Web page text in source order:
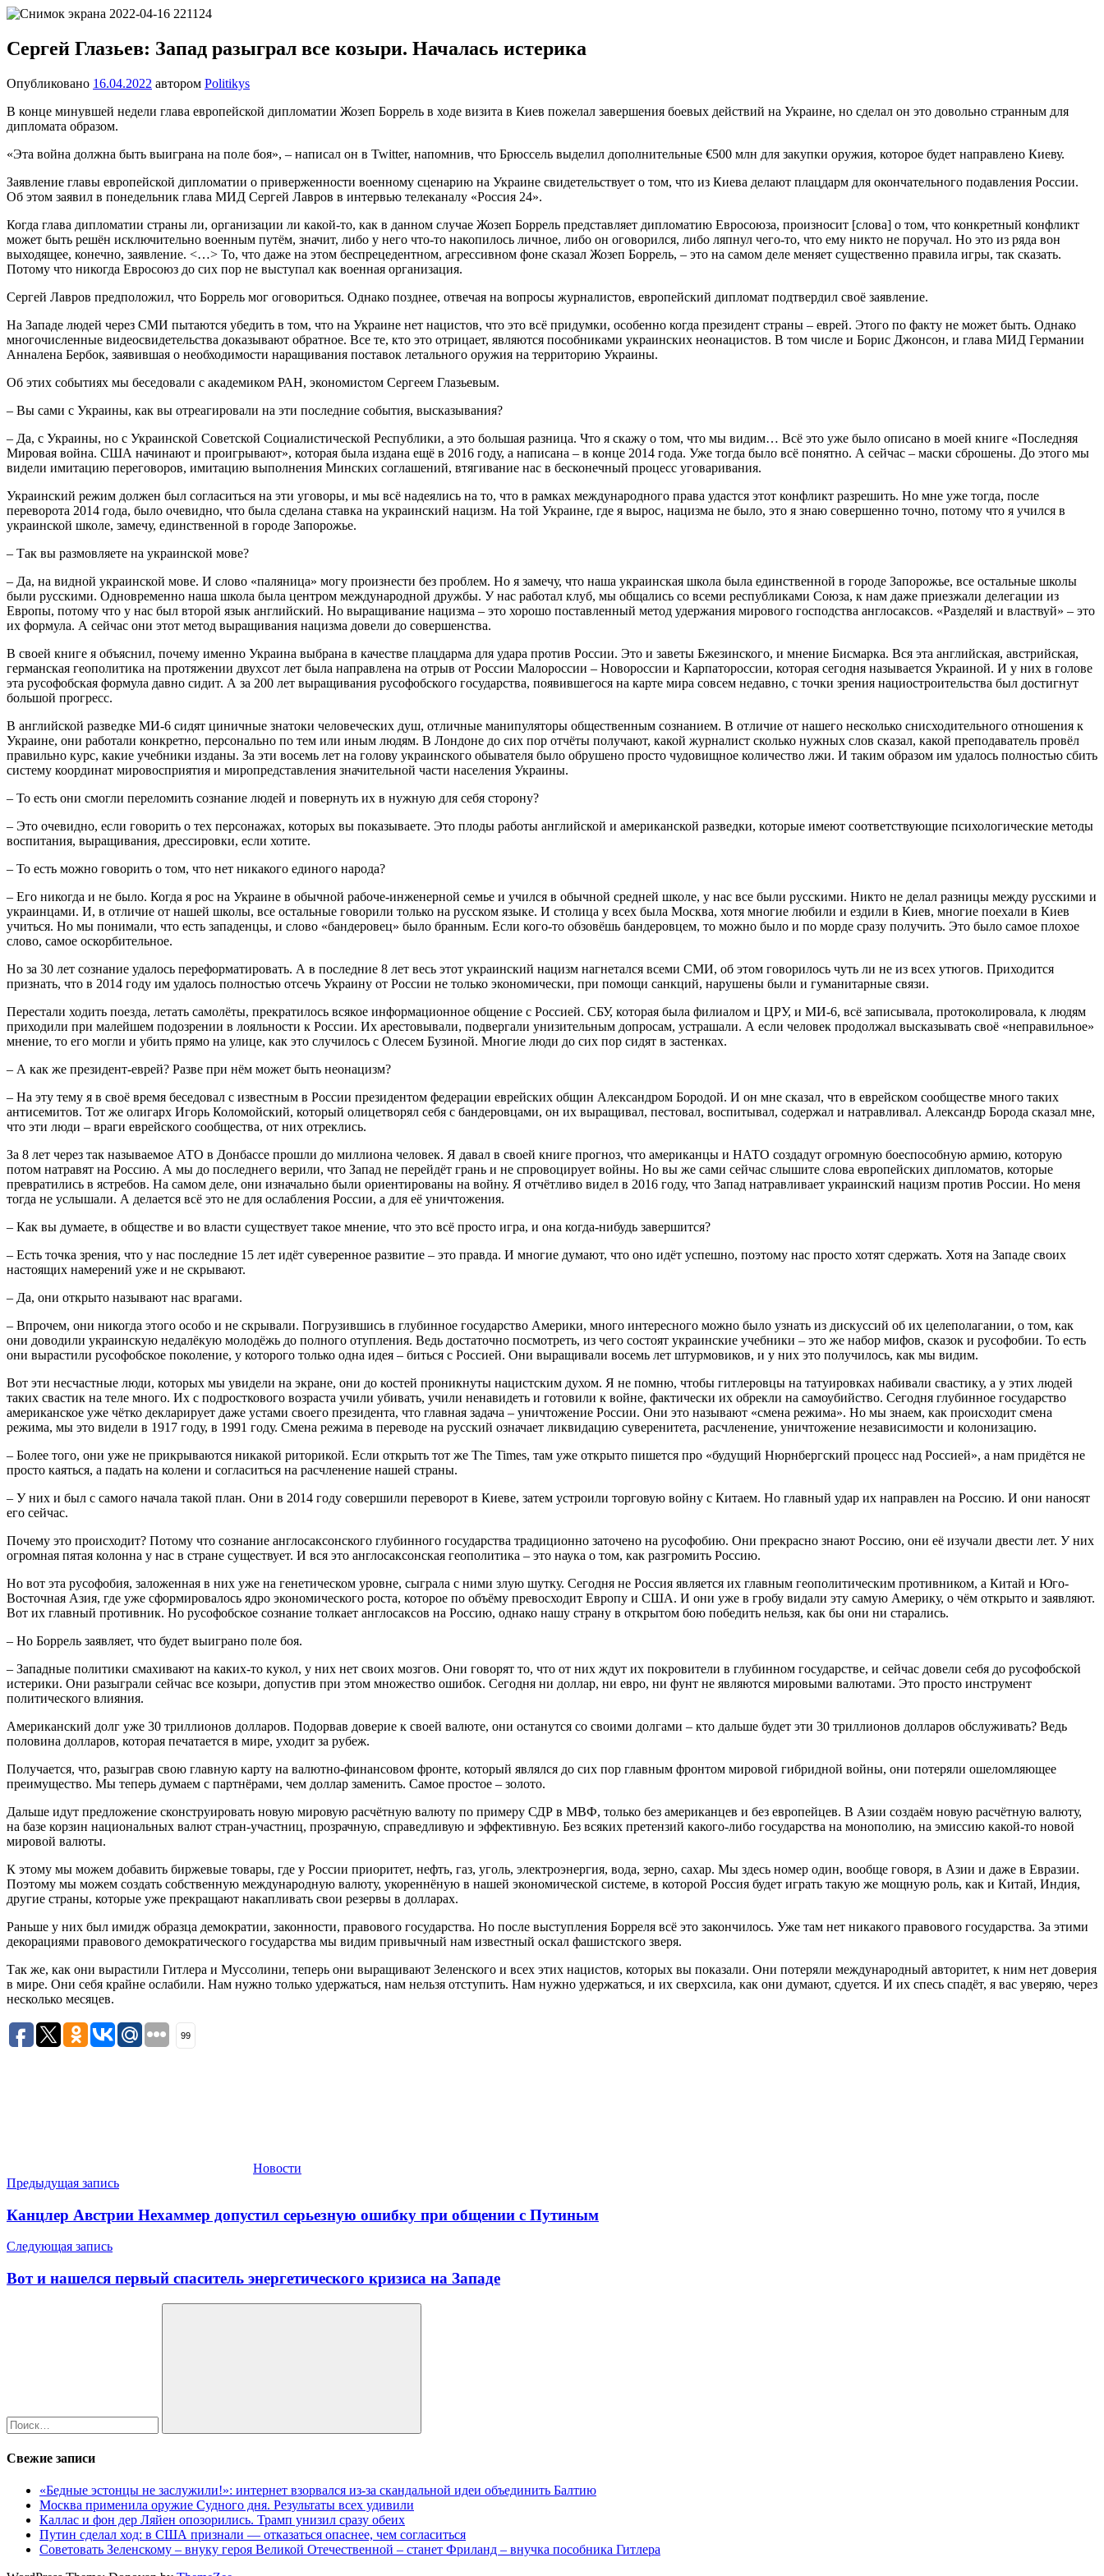
Перейти
содержимому
один
сайт
WordPress
Сергей Глазьев: Запад разыграл все козыри. Началась истерика
Опубликовано 16.04.2022 автором Politikys
В конце минувшей недели глава европейской дипломатии Жозеп Боррель в ходе визита в Киев пожелал завершения боевых действий на Украине, но сделал он это довольно странным для
дипломата образом.
«Эта война должна быть выиграна на поле боя», – написал он в Twitter, напомнив, что Брюссель выделил дополнительные €500 млн для закупки оружия, которое будет направлено Киеву.
Заявление главы европейской дипломатии о приверженности военному сценарию на Украине свидетельствует о том, что из Киева делают плацдарм для окончательного подавления России.
Об этом заявил в понедельник глава МИД Сергей Лавров в интервью телеканалу «Россия 24».
Когда глава дипломатии страны ли, организации ли какой-то, как в данном случае Жозеп Боррель представляет дипломатию Евросоюза, произносит [слова] о том, что конкретный конфликт
может быть решён исключительно военным путём, значит, либо у него что-то накопилось личное, либо он оговорился, либо ляпнул чего-то, что ему никто не поручал. Но это из ряда вон
выходящее, конечно, заявление. <…> То, что даже на этом беспрецедентном, агрессивном фоне сказал Жозеп Боррель, – это на самом деле меняет существенно правила игры, так сказать.
Потому что никогда Евросоюз до сих пор не выступал как военная организация.
Сергей Лавров предположил, что Боррель мог оговориться. Однако позднее, отвечая на вопросы журналистов, европейский дипломат подтвердил своё заявление.
На Западе людей через СМИ пытаются убедить в том, что на Украине нет нацистов, что это всё придумки, особенно когда президент страны – еврей. Этого по факту не может быть. Однако
многочисленные видеосвидетельства доказывают обратное. Все те, кто это отрицает, являются пособниками украинских неонацистов. В том числе и Борис Джонсон, и глава МИД Германии
Анналена Бербок, заявившая о необходимости наращивания поставок летального оружия на территорию Украины.
Об этих событиях мы беседовали с академиком РАН, экономистом Сергеем Глазьевым.
– Вы сами с Украины, как вы отреагировали на эти последние события, высказывания?
– Да, с Украины, но с Украинской Советской Социалистической Республики, а это большая разница. Что я скажу о том, что мы видим… Всё это уже было описано в моей книге «Последняя
Мировая война. США начинают и проигрывают», которая была издана ещё в 2016 году, а написана – в конце 2014 года. Уже тогда было всё понятно. А сейчас – маски сброшены. До этого мы
видели имитацию переговоров, имитацию выполнения Минских соглашений, втягивание нас в бесконечный процесс уговаривания.
Украинский режим должен был согласиться на эти уговоры, и мы всё надеялись на то, что в рамках международного права удастся этот конфликт разрешить. Но мне уже тогда, после
переворота 2014 года, было очевидно, что была сделана ставка на украинский нацизм. На той Украине, где я вырос, нацизма не было, это я знаю совершенно точно, потому что я учился в
украинской школе, замечу, единственной в городе Запорожье.
– Так вы размовляете на украинской мове?
– Да, на видной украинской мове. И слово «паляница» могу произнести без проблем. Но я замечу, что наша украинская школа была единственной в городе Запорожье, все остальные школы
были русскими. Одновременно наша школа была центром международной дружбы. У нас работал клуб, мы общались со всеми республиками Союза, к нам даже приезжали делегации из
Европы, потому что у нас был второй язык английский. Но выращивание нацизма – это хорошо поставленный метод удержания мирового господства англосаксов. «Разделяй и властвуй» – это
их формула. А сейчас они этот метод выращивания нацизма довели до совершенства.
В своей книге я объяснил, почему именно Украина выбрана в качестве плацдарма для удара против России. Это и заветы Бжезинского, и мнение Бисмарка. Вся эта английская, австрийская,
германская геополитика на протяжении двухсот лет была направлена на отрыв от России Малороссии – Новороссии и Карпатороссии, которая сегодня называется Украиной. И у них в голове
эта русофобская формула давно сидит. А за 200 лет выращивания русофобского государства, появившегося на карте мира совсем недавно, с точки зрения нациостроительства был достигнут
большой прогресс.
В английской разведке МИ-6 сидят циничные знатоки человеческих душ, отличные манипуляторы общественным сознанием. В отличие от нашего несколько снисходительного отношения к
Украине, они работали конкретно, персонально по тем или иным людям. В Лондоне до сих пор отчёты получают, какой журналист сколько нужных слов сказал, какой преподаватель провёл
правильно курс, какие учебники изданы. За эти восемь лет на голову украинского обывателя было обрушено просто чудовищное количество лжи. И таким образом им удалось полностью сбить
систему координат мировосприятия и миропредставления значительной части населения Украины.
– То есть они смогли переломить сознание людей и повернуть их в нужную для себя сторону?
– Это очевидно, если говорить о тех персонажах, которых вы показываете. Это плоды работы английской и американской разведки, которые имеют соответствующие психологические методы
воспитания, выращивания, дрессировки, если хотите.
– То есть можно говорить о том, что нет никакого единого народа?
– Его никогда и не было. Когда я рос на Украине в обычной рабоче-инженерной семье и учился в обычной средней школе, у нас все были русскими. Никто не делал разницы между русскими и
украинцами. И, в отличие от нашей школы, все остальные говорили только на русском языке. И столица у всех была Москва, хотя многие любили и ездили в Киев, многие поехали в Киев
учиться. Но мы понимали, что есть западенцы, и слово «бандеровец» было бранным. Если кого-то обзовёшь бандеровцем, то можно было и по морде сразу получить. Это было самое плохое
слово, самое оскорбительное.
Но за 30 лет сознание удалось переформатировать. А в последние 8 лет весь этот украинский нацизм нагнетался всеми СМИ, об этом говорилось чуть ли не из всех утюгов. Приходится
признать, что в 2014 году им удалось полностью отсечь Украину от России не только экономически, при помощи санкций, нарушены были и гуманитарные связи.
Перестали ходить поезда, летать самолёты, прекратилось всякое информационное общение с Россией. СБУ, которая была филиалом и ЦРУ, и МИ-6, всё записывала, протоколировала, к людям
приходили при малейшем подозрении в лояльности к России. Их арестовывали, подвергали унизительным допросам, устрашали. А если человек продолжал высказывать своё «неправильное»
мнение, то его могли и убить прямо на улице, как это случилось с Олесем Бузиной. Многие люди до сих пор сидят в застенках.
– А как же президент-еврей? Разве при нём может быть неонацизм?
– На эту тему я в своё время беседовал с известным в России президентом федерации еврейских общин Александром Бородой. И он мне сказал, что в еврейском сообществе много таких
антисемитов. Тот же олигарх Игорь Коломойский, который олицетворял себя с бандеровцами, он их выращивал, пестовал, воспитывал, содержал и натравливал. Александр Борода сказал мне,
что эти люди – враги еврейского сообщества, от них отреклись.
За 8 лет через так называемое АТО в Донбассе прошли до миллиона человек. Я давал в своей книге прогноз, что американцы и НАТО создадут огромную боеспособную армию, которую
потом натравят на Россию. А мы до последнего верили, что Запад не перейдёт грань и не спровоцирует войны. Но вы же сами сейчас слышите слова европейских дипломатов, которые
превратились в ястребов. На самом деле, они изначально были ориентированы на войну. Я отчётливо видел в 2016 году, что Запад натравливает украинский нацизм против России. Но меня
тогда не услышали. А делается всё это не для ослабления России, а для её уничтожения.
– Как вы думаете, в обществе и во власти существует такое мнение, что это всё просто игра, и она когда-нибудь завершится?
– Есть точка зрения, что у нас последние 15 лет идёт суверенное развитие – это правда. И многие думают, что оно идёт успешно, поэтому нас просто хотят сдержать. Хотя на Западе своих
настоящих намерений уже и не скрывают.
– Да, они открыто называют нас врагами.
– Впрочем, они никогда этого особо и не скрывали. Погрузившись в глубинное государство Америки, много интересного можно было узнать из дискуссий об их целеполагании, о том, как
они доводили украинскую недалёкую молодёжь до полного отупления. Ведь достаточно посмотреть, из чего состоят украинские учебники – это же набор мифов, сказок и русофобии. То есть
они вырастили русофобское поколение, у которого только одна идея – биться с Россией. Они выращивали восемь лет штурмовиков, и у них это получилось, как мы видим.
Вот эти несчастные люди, которых мы увидели на экране, они до костей проникнуты нацистским духом. Я не помню, чтобы гитлеровцы на татуировках набивали свастику, а у этих людей
таких свастик на теле много. Их с подросткового возраста учили убивать, учили ненавидеть и готовили к войне, фактически их обрекли на самоубийство. Сегодня глубинное государство
американское уже чётко декларирует даже устами своего президента, что главная задача – уничтожение России. Они это называют «смена режима». Но мы знаем, как происходит смена
режима, мы это видели в 1917 году, в 1991 году. Смена режима в переводе на русский означает ликвидацию суверенитета, расчленение, уничтожение независимости и колонизацию.
– Более того, они уже не прикрываются никакой риторикой. Если открыть тот же The Times, там уже открыто пишется про «будущий Нюрнбергский процесс над Россией», а нам придётся не
просто каяться, а падать на колени и согласиться на расчленение нашей страны.
– У них и был с самого начала такой план. Они в 2014 году совершили переворот в Киеве, затем устроили торговую войну с Китаем. Но главный удар их направлен на Россию. И они наносят
его сейчас.
Почему это происходит? Потому что сознание англосаксонского глубинного государства традиционно заточено на русофобию. Они прекрасно знают Россию, они её изучали двести лет. У них
огромная пятая колонна у нас в стране существует. И вся это англосаксонская геополитика – это наука о том, как разгромить Россию.
Но вот эта русофобия, заложенная в них уже на генетическом уровне, сыграла с ними злую шутку. Сегодня не Россия является их главным геополитическим противником, а Китай и Юго-
Восточная Азия, где уже сформировалось ядро экономического роста, которое по объёму превосходит Европу и США. И они уже в гробу видали эту самую Америку, о чём открыто и заявляют.
Вот их главный противник. Но русофобское сознание толкает англосаксов на Россию, однако нашу страну в открытом бою победить нельзя, как бы они ни старались.
– Но Боррель заявляет, что будет выиграно поле боя.
– Западные политики смахивают на каких-то кукол, у них нет своих мозгов. Они говорят то, что от них ждут их покровители в глубинном государстве, и сейчас довели себя до русофобской
истерики. Они разыграли сейчас все козыри, допустив при этом множество ошибок. Сегодня ни доллар, ни евро, ни фунт не являются мировыми валютами. Это просто инструмент
политического влияния.
Американский долг уже 30 триллионов долларов. Подорвав доверие к своей валюте, они останутся со своими долгами – кто дальше будет эти 30 триллионов долларов обслуживать? Ведь
половина долларов, которая печатается в мире, уходит за рубеж.
Получается, что, разыграв свою главную карту на валютно-финансовом фронте, который являлся до сих пор главным фронтом мировой гибридной войны, они потеряли ошеломляющее
преимущество. Мы теперь думаем с партнёрами, чем доллар заменить. Самое простое – золото.
Дальше идут предложение сконструировать новую мировую расчётную валюту по примеру СДР в МВФ, только без американцев и без европейцев. В Азии создаём новую расчётную валюту,
на базе корзин национальных валют стран-участниц, прозрачную, справедливую и эффективную. Без всяких претензий какого-либо государства на монополию, на эмиссию какой-то новой
мировой валюты.
К этому мы можем добавить биржевые товары, где у России приоритет, нефть, газ, уголь, электроэнергия, вода, зерно, сахар. Мы здесь номер один, вообще говоря, в Азии и даже в Евразии.
Поэтому мы можем создать собственную международную валюту, укореннёную в нашей экономической системе, в которой Россия будет играть такую же мощную роль, как и Китай, Индия,
другие страны, которые уже прекращают накапливать свои резервы в долларах.
Раньше у них был имидж образца демократии, законности, правового государства. Но после выступления Борреля всё это закончилось. Уже там нет никакого правового государства. За этими
декорациями правового демократического государства мы видим привычный нам известный оскал фашистского зверя.
Так же, как они вырастили Гитлера и Муссолини, теперь они выращивают Зеленского и всех этих нацистов, которых вы показали. Они потеряли международный авторитет, к ним нет доверия
в мире. Они себя крайне ослабили. Нам нужно только удержаться, нам нельзя отступить. Нам нужно удержаться, и их сверхсила, как они думают, сдуется. И их спесь спадёт, я вас уверяю, через
несколько месяцев.
99
Новости
Навигация
по
записям
Предыдущая запись
Канцлер Австрии Нехаммер допустил серьезную ошибку при общении с Путиным
Следующая запись
Вот и нашелся первый спаситель энергетического кризиса на Западе
Поиск
Свежие записи
«Бедные эстонцы не заслужили!»: интернет взорвался из-за скандальной идеи объединить Балтию
Москва применила оружие Судного дня. Результаты всех удивили
Каллас и фон дер Ляйен опозорились. Трамп унизил сразу обеих
Путин сделал ход: в США признали — отказаться опаснее, чем согласиться
Советовать Зеленскому – внуку героя Великой Отечественной – станет Фриланд – внучка пособника Гитлера